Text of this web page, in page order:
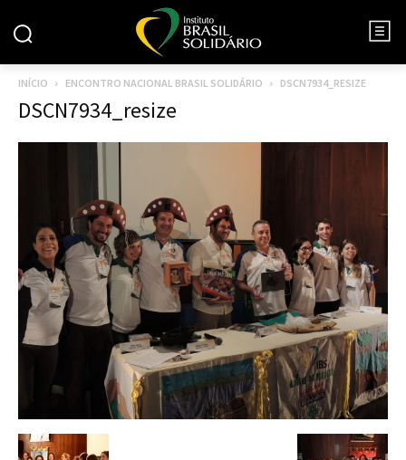
INÍCIO ENCONTRO NACIONAL BRASIL SOLIDÁRIO DSCN7934_RESIZE
DSCN7934_resize